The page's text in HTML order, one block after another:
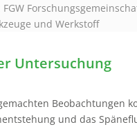
FGW
und Werkstoff
Untersuchung
Beobachtungen
und das